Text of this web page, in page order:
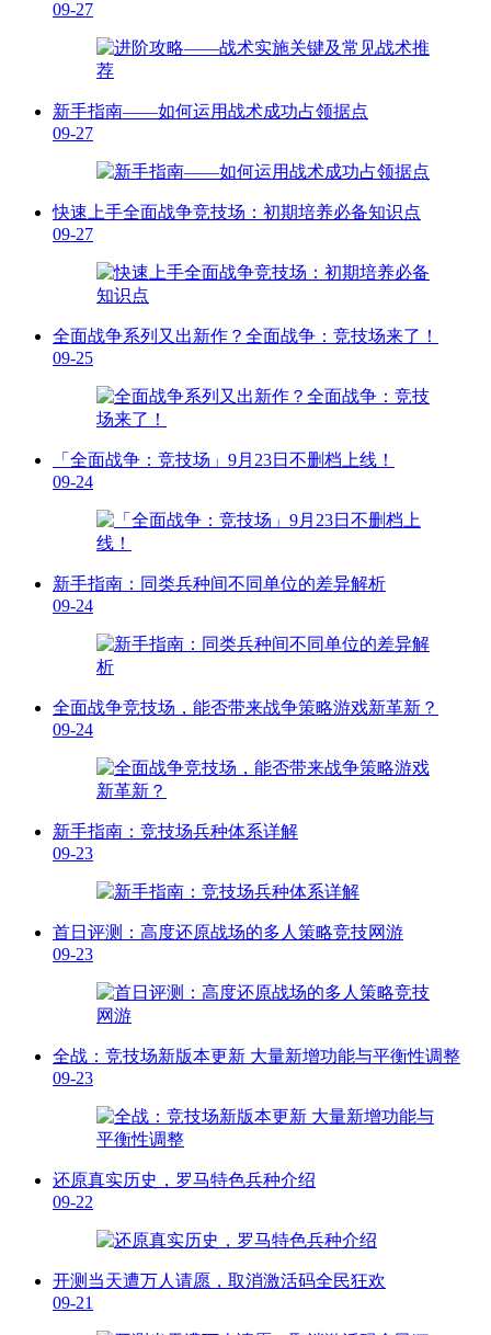
09-27
新手指南——如何运用战术成功占领据点
09-27
快速上手全面战争竞技场：初期培养必备知识点
09-27
全面战争系列又出新作？全面战争：竞技场来了！
09-25
「全面战争：竞技场」9月23日不删档上线！
09-24
新手指南：同类兵种间不同单位的差异解析
09-24
全面战争竞技场，能否带来战争策略游戏新革新？
09-24
新手指南：竞技场兵种体系详解
09-23
首日评测：高度还原战场的多人策略竞技网游
09-23
全战：竞技场新版本更新 大量新增功能与平衡性调整
09-23
还原真实历史，罗马特色兵种介绍
09-22
开测当天遭万人请愿，取消激活码全民狂欢
09-21